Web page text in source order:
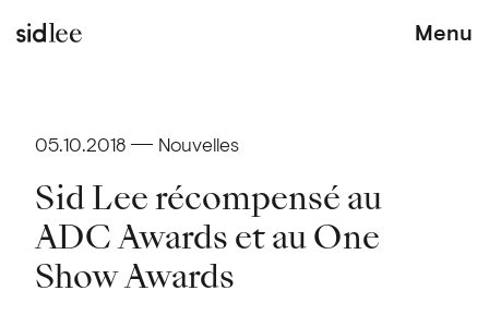
Menu
05.10.2018 Nouvelles
Sid Lee récompensé au
ADC Awards et au One
Show Awards